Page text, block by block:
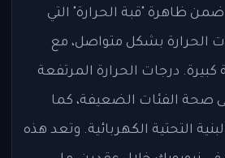
ظاهرة "قبة الحرارة" التي
الحرارة بشكل متواصل، مع
كبيرة. درجات الحرارة المرتفعة
صحة الفئات الضعيفة، كما
التحتية الكهربائية. وتعد هذه